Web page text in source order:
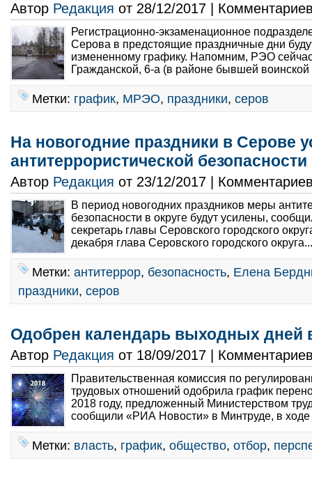
Автор Редакция от 28/12/2017 |
Регистрационно-экзаменационное
Серова в предстоящие праздничные дни
измененному графику. Напомним, РЭО
Гражданской, 6-а (в районе бывшей
Метки: график, МРЭО, праздники, серов
На новогодние праздники в Серове
антитеррористической безопасности
Автор Редакция от 23/12/2017 |
В период новогодних праздников меры
безопасности в округе будут усилены,
секретарь главы Серовского городского
декабря глава Серовского городского
Метки: антитеррор, безопасность, Елена
праздники, серов
Одобрен календарь выходных дней
Автор Редакция от 18/09/2017 |
Правительственная комиссия по
трудовых отношений одобрила график
2018 году, предложенный Министерством
сообщили «РИА Новости» в Минтруде, в
Метки: власть, график, общество, отбор,